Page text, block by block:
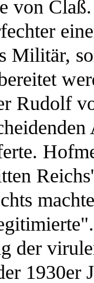
von
Militär,
Rudolf
der
1930er